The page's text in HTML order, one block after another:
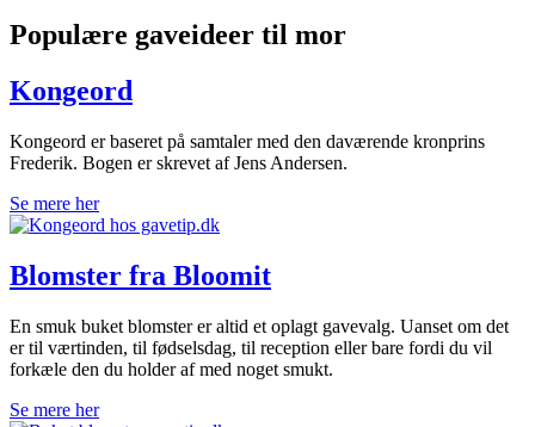
Populære gaveideer til mor
Kongeord
Kongeord er baseret på samtaler med den daværende kronprins
Frederik. Bogen er skrevet af Jens Andersen.
Se mere her
Blomster fra Bloomit
En smuk buket blomster er altid et oplagt gavevalg. Uanset om det
er til værtinden, til fødselsdag, til reception eller bare fordi du vil
forkæle den du holder af med noget smukt.
Se mere her